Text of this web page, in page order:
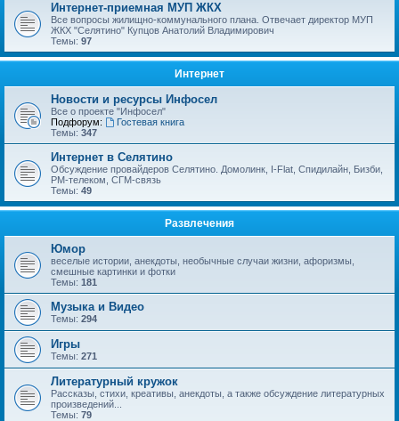
Интернет-приемная МУП ЖКХ
Все вопросы жилищно-коммунального плана. Отвечает директор МУП
ЖКХ "Селятино" Купцов Анатолий Владимирович
Темы: 97
Интернет
Новости и ресурсы Инфосел
Все о проекте "Инфосел"
Подфорум:
Гостевая книга
Темы: 347
Интернет в Селятино
Обсуждение провайдеров Селятино. Домолинк, I-Flat, Спидилайн, Бизби,
РМ-телеком, СГМ-связь
Темы: 49
Развлечения
Юмор
веселые истории, анекдоты, необычные случаи жизни, афоризмы,
смешные картинки и фотки
Темы: 181
Музыка и Видео
Темы: 294
Игры
Темы: 271
Литературный кружок
Рассказы, стихи, креативы, анекдоты, а также обсуждение литературных
произведений...
Темы: 79